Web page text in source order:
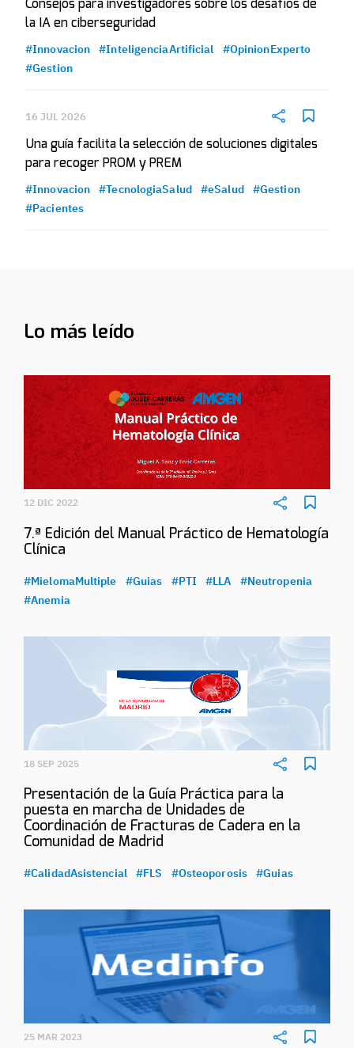
Consejos para investigadores sobre los desafíos de
la IA en ciberseguridad
#Innovacion #InteligenciaArtificial
#OpinionExperto
#Gestion
16 JUL 2026
Una guía facilita la selección de soluciones digitales
para recoger PROM y PREM
#Innovacion #TecnologiaSalud #eSalud
#Gestion
#Pacientes
Lo más leído
12 DIC 2022
7.ª Edición del Manual Práctico de Hematología
Clínica
#MielomaMultiple #Guias #PTI #LLA
#Neutropenia
#Anemia
18 SEP 2025
Presentación de la Guía Práctica para la
puesta en marcha de Unidades de
Coordinación de Fracturas de Cadera en la
Comunidad de Madrid
#CalidadAsistencial #FLS #Osteoporosis #Guias
25 MAR 2023